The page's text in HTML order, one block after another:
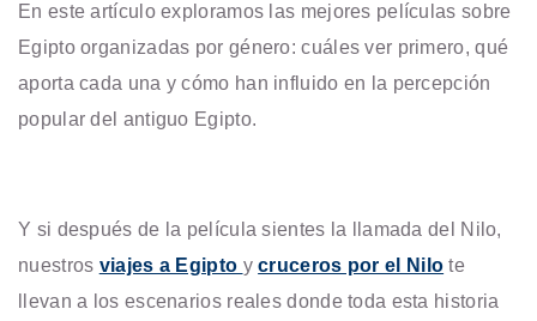
En este artículo exploramos las mejores películas sobre
Egipto organizadas por género: cuáles ver primero, qué
aporta cada una y cómo han influido en la percepción
popular del antiguo Egipto.
Y si después de la película sientes la llamada del Nilo,
nuestros viajes a Egipto ycruceros por el Nilo te
llevan a los escenarios reales donde toda esta historia